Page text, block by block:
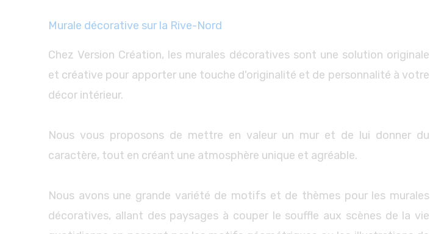
Murale décorative sur la Rive-Nord
Chez Version Création, les murales décoratives sont une solution originale
et créative pour apporter une touche d'originalité et de personnalité à votre
décor intérieur.
Nous vous proposons de mettre en valeur un mur et de lui donner du
caractère, tout en créant une atmosphère unique et agréable.
Nous avons une grande variété de motifs et de thèmes pour les murales
décoratives, allant des paysages à couper le souffle aux scènes de la vie